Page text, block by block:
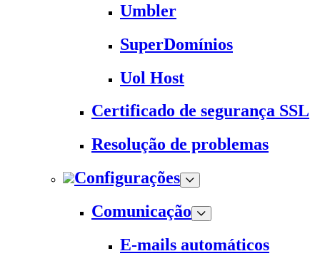
Umbler
SuperDomínios
Uol Host
Certificado de segurança SSL
Resolução de problemas
Configurações
Comunicação
E-mails automáticos